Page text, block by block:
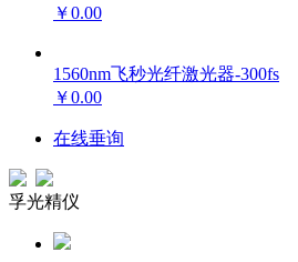
￥0.00
1560nm飞秒光纤激光器-300fs
￥0.00
在线垂询
孚光精仪